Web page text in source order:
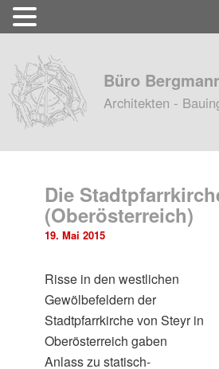
Büro
Architekten -
Die
(Oberösterreich)
19. Mai 2015
Risse in den westlichen
Gewölbefeldern der
Stadtpfarrkirche von Steyr in
Oberösterreich gaben
Anlass zu statisch-